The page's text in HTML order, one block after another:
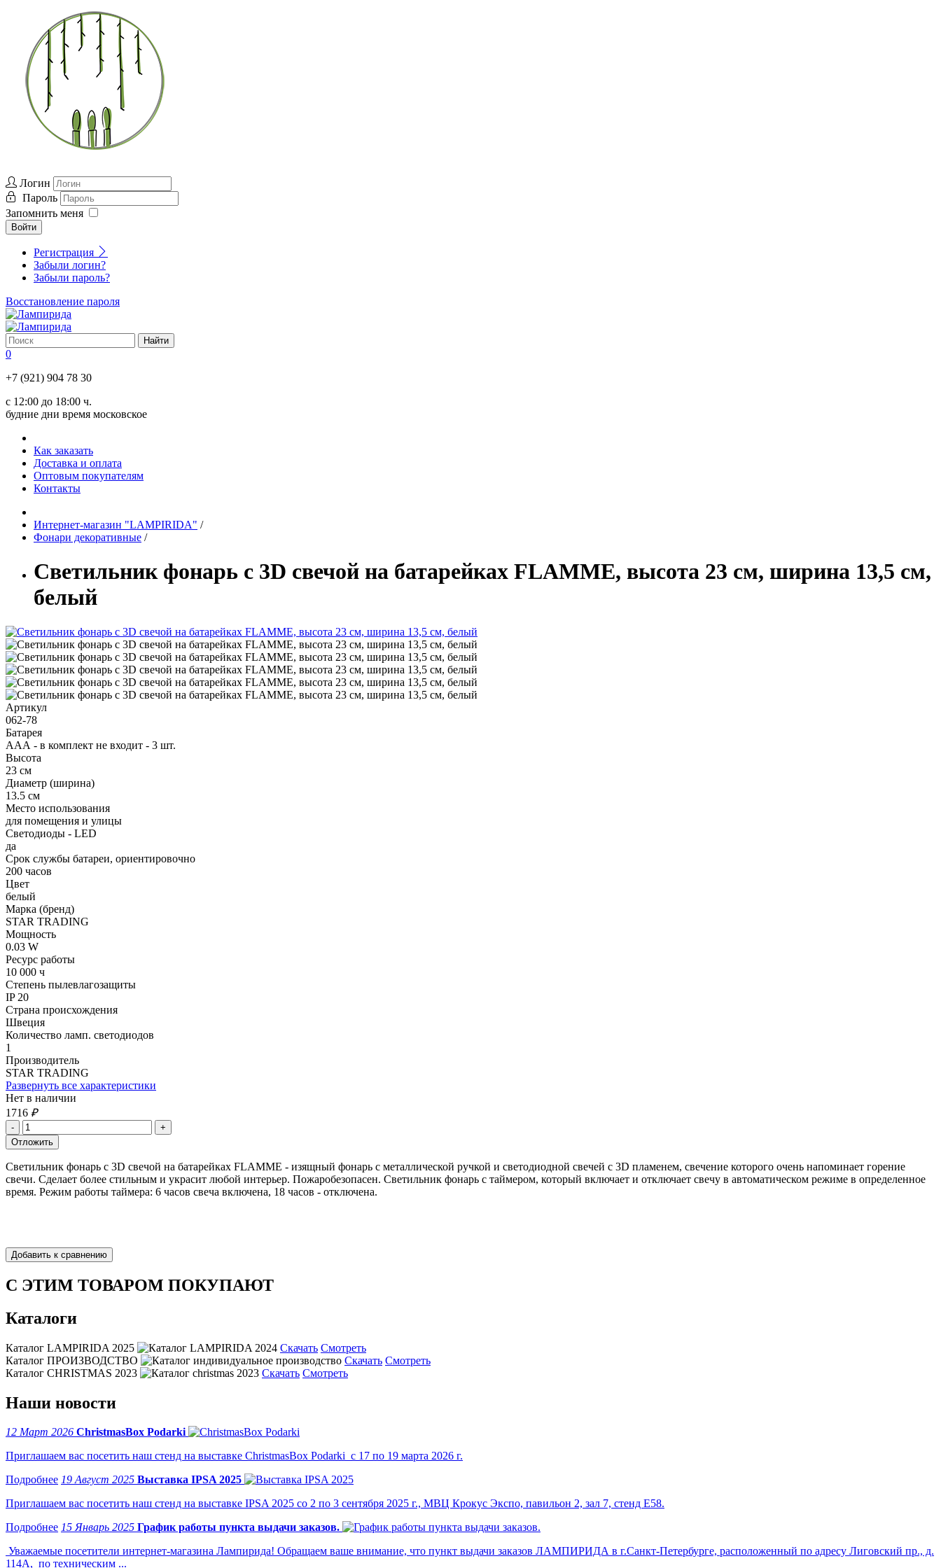
Логин
Пароль
Запомнить меня
Войти
Регистрация
Забыли логин?
Забыли пароль?
Восстановление пароля
0
+7 (921) 904 78 30
с 12:00 до 18:00 ч.
будние дни время московское
Как заказать
Доставка и оплата
Оптовым покупателям
Контакты
Интернет-магазин "LAMPIRIDA" /
Фонари декоративные /
Светильник фонарь с 3D свечой на батарейках FLAMME, высота 23 см, ширина 13,5 см,
белый
Артикул
062-78
Батарея
ААА - в комплект не входит - 3 шт.
Высота
23 см
Диаметр (ширина)
13.5 см
Место использования
для помещения и улицы
Светодиоды - LED
да
Срок службы батареи, ориентировочно
200 часов
Цвет
белый
Марка (бренд)
STAR TRADING
Мощность
0.03 W
Ресурс работы
10 000 ч
Степень пылевлагозащиты
IP 20
Страна происхождения
Швеция
Количество ламп. светодиодов
1
Производитель
STAR TRADING
Развернуть все характеристики
Нет в наличии
1716 ₽
Светильник фонарь с 3D свечой на батарейках FLAMME - изящный фонарь с металлической ручкой и светодиодной свечей с 3D пламенем, свечение которого очень напоминает горение
свечи. Сделает более стильным и украсит любой интерьер. Пожаробезопасен. Светильник фонарь с таймером, который включает и отключает свечу в автоматическом режиме в определенное
время. Режим работы таймера: 6 часов свеча включена, 18 часов - отключена.
С ЭТИМ ТОВАРОМ ПОКУПАЮТ
Каталоги
Каталог LAMPIRIDA 2025 Скачать Смотреть
Каталог ПРОИЗВОДСТВО
Скачать Смотреть
Каталог CHRISTMAS 2023
Скачать Смотреть
Наши новости
12 Март 2026 ChristmasBox Podarki
Приглашаем вас посетить наш стенд на выставке ChristmasBox Podarki с 17 по 19 марта 2026 г.
19 Август 2025 Выставка IPSA 2025
Приглашаем вас посетить наш стенд на выставке IPSA 2025 со 2 по 3 сентября 2025 г., МВЦ Крокус Экспо, павильон 2, зал 7, стенд Е58.
15 Январь 2025 График работы пункта выдачи заказов.
Уважаемые посетители интернет-магазина Лампирида! Обращаем ваше внимание, что пункт выдачи заказов ЛАМПИРИДА в г.Санкт-Петербурге, расположенный по адресу Лиговский пр., д.
114А, по техническим ...